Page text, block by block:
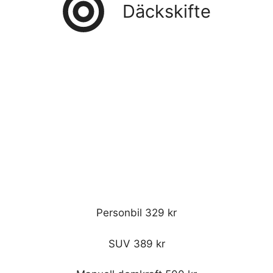
Däckskifte
Personbil 329 kr
SUV 389 kr